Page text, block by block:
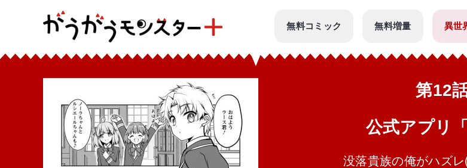
無料コミック 無料増量 異世
第12
公式アプリ
没落貴族の俺がハズ